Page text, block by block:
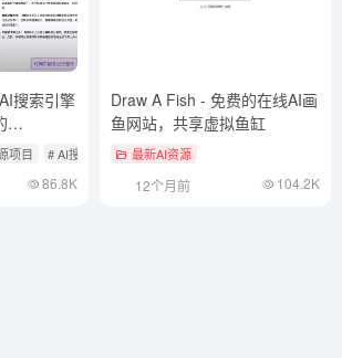
搜索引擎
！
项目 # AI搜索工具
86.8K
Draw A Fish - 免费的在线AI画
鱼网站，共享虚拟鱼缸
最新AI资源
12个月前 104.2K